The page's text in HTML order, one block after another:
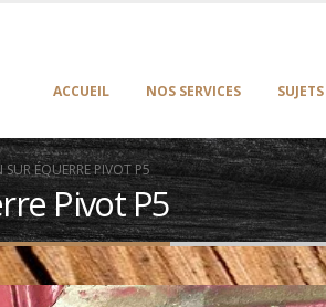
ACCUEIL NOS SERVICES
ÉQUERRE PIVOT P5
Pivot P5